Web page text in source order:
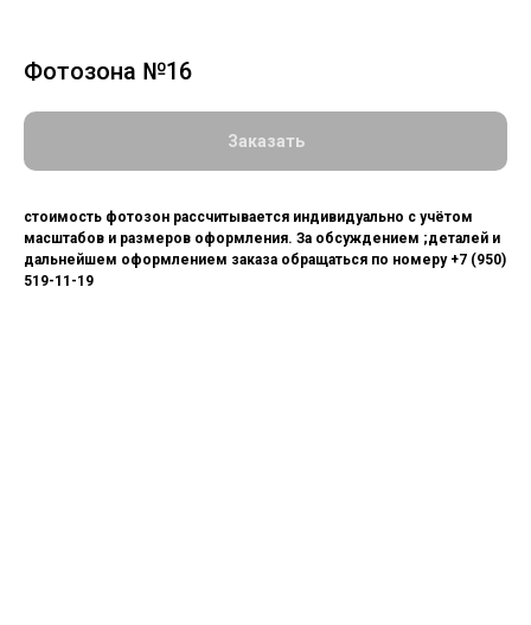
Фотозона №16
Заказать
стоимость фотозон рассчитывается индивидуально с учётом
масштабов и размеров оформления. За обсуждением ;деталей и
дальнейшем оформлением заказа обращаться по номеру +7 (950)
519-11-19